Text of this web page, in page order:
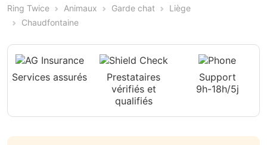
Ring Twice Animaux Garde chat
Liège
Chaudfontaine
Services assurés
Prestataires
vérifiés et
qualifiés
Support
9h-18h/5j